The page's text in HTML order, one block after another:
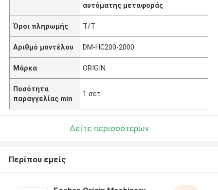
αυτόματης μεταφοράς
Όροι πληρωμής T/T
Αριθμό μοντέλου DM-HC200-2000
Μάρκα ORIGIN
Ποσότητα
παραγγελίας min
1 σετ
Δείτε περισσότερων
Περίπου εμείς